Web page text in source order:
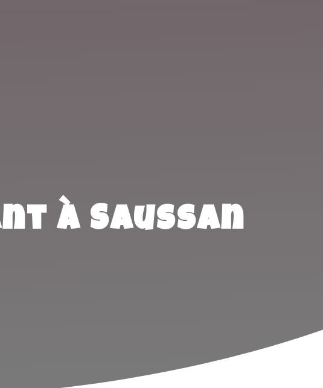
à Saussan